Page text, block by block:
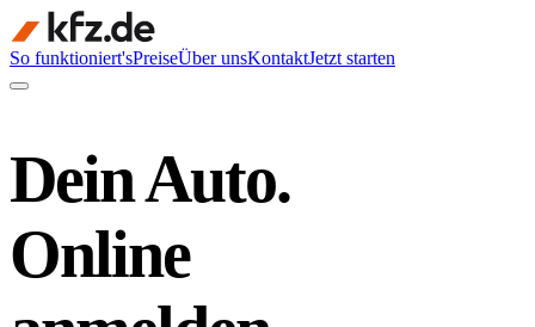
So funktioniert'sPreiseÜber unsKontaktJetzt starten
Dein Auto.
Online